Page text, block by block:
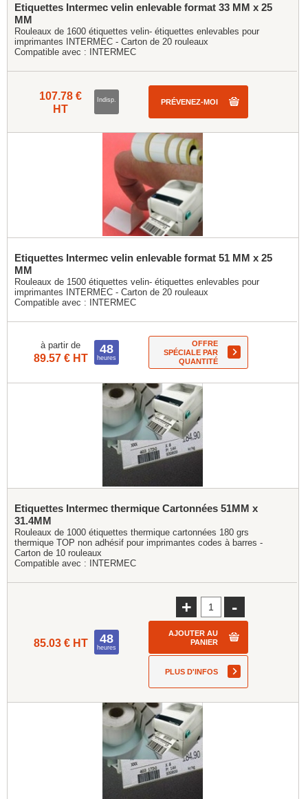
Etiquettes Intermec velin enlevable format 33 MM x 25
MM
Rouleaux de 1600 étiquettes velin- étiquettes enlevables pour
imprimantes INTERMEC - Carton de 20 rouleaux
Compatible avec :
INTERMEC
107.78 €
HT
Indisp. PRÉVENEZ-MOI
Etiquettes Intermec velin enlevable format 51 MM x 25
MM
Rouleaux de 1500 étiquettes velin- étiquettes enlevables pour
imprimantes INTERMEC - Carton de 20 rouleaux
Compatible avec :
INTERMEC
à partir de
89.57 € HT
48
heures
OFFRE
SPÉCIALE PAR
QUANTITÉ
Etiquettes Intermec thermique Cartonnées 51MM x
31.4MM
Rouleaux de 1000 étiquettes thermique cartonnées 180 grs
thermique TOP non adhésif pour imprimantes codes à barres -
Carton de 10 rouleaux
Compatible avec :
INTERMEC
85.03 € HT 48
heures
+ -
AJOUTER AU
PANIER
PLUS D'INFOS